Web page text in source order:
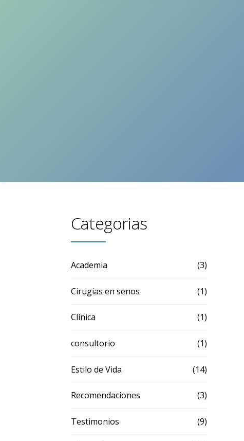
Categorias
Academia (3)
Cirugias en senos (1)
Clínica (1)
consultorio (1)
Estilo de Vida (14)
Recomendaciones (3)
Testimonios (9)